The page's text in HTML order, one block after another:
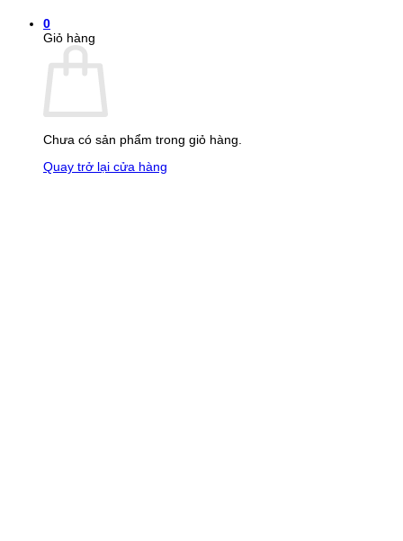
0
Giỏ hàng
Chưa có sản phẩm trong giỏ hàng.
Quay trở lại cửa hàng